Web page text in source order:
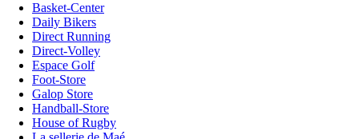
Basket-Center
Daily Bikers
Direct Running
Direct-Volley
Espace Golf
Foot-Store
Galop Store
Handball-Store
House of Rugby